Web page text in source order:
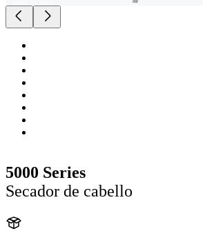
5000 Series
Secador de cabello